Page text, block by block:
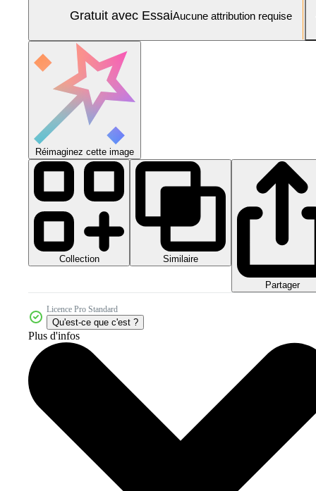
Gratuit avec EssaiAucune attribution requise
Réimaginez cette image
Collection Similaire
Partager
Licence Pro Standard
Qu'est-ce que c'est ?
Plus d'infos